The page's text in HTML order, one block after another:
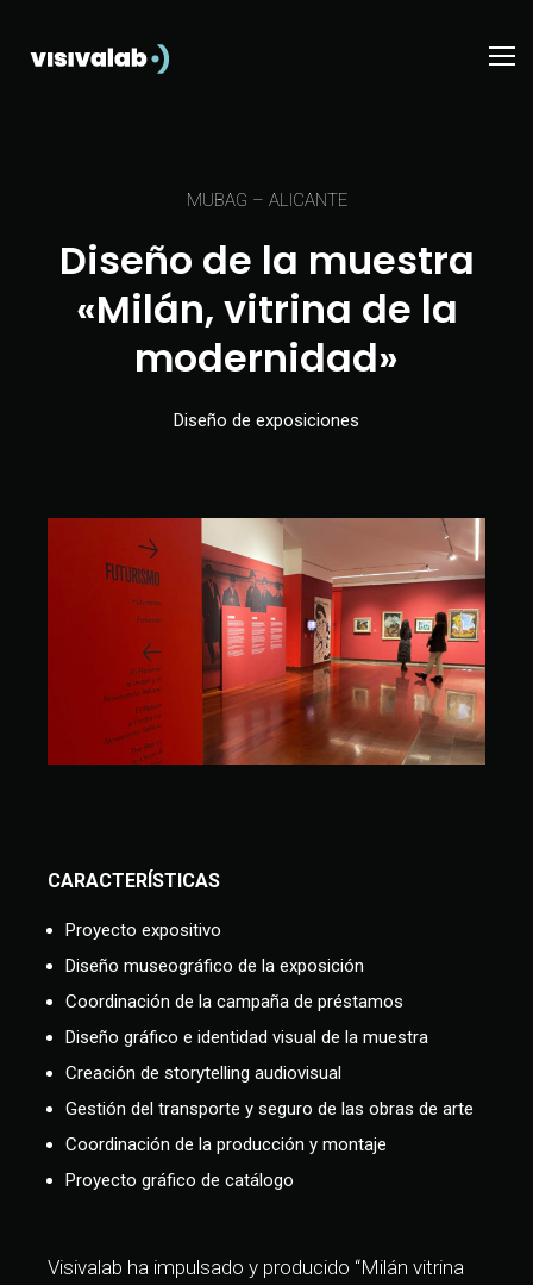
MUBAG – ALICANTE
Diseño de la muestra
«Milán, vitrina de la
modernidad»
Diseño de exposiciones
Visivalab ha impulsado y producido “Milán vitrina
CARACTERÍSTICAS
Proyecto expositivo
Diseño museográfico de la exposición
Coordinación de la campaña de préstamos
Diseño gráfico e identidad visual de la muestra
Creación de storytelling audiovisual
Gestión del transporte y seguro de las obras de arte
Coordinación de la producción y montaje
Proyecto gráfico de catálogo